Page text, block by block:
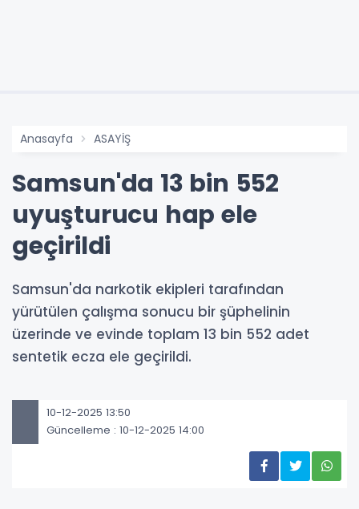
Anasayfa ASAYİŞ
Samsun'da 13 bin 552
uyuşturucu hap ele
geçirildi
Samsun'da narkotik ekipleri tarafından
yürütülen çalışma sonucu bir şüphelinin
üzerinde ve evinde toplam 13 bin 552 adet
sentetik ecza ele geçirildi.
10-12-2025 13:50
Güncelleme : 10-12-2025 14:00